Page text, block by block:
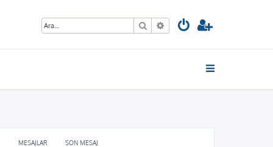
Ara Gelişmiş arama
MESAJLAR SON MESAJ